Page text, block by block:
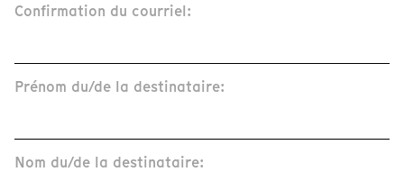
Confirmation du courriel:
Prénom du/de la destinataire:
Nom du/de la destinataire: